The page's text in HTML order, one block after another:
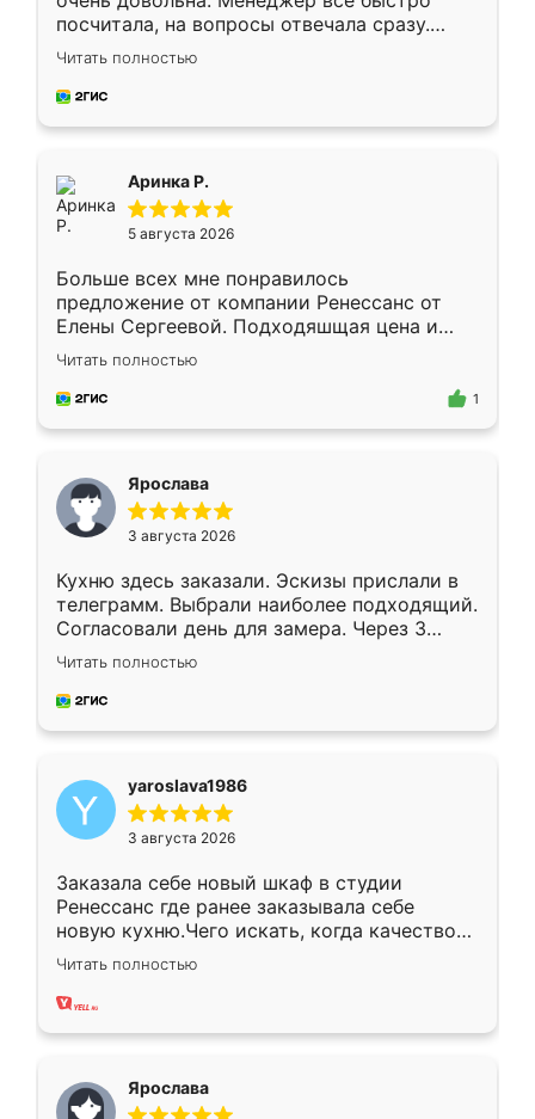
посчитала, на вопросы отвечала сразу.
Замерщик приехал в субботу, подошёл к
делу со всей ответственностью. Собрали
за день, ребята работали аккуратно, даже
Читать полностью
Аринка Р.
5 августа 2026
Больше всех мне понравилось
предложение от компании Ренессанс от
Елены Сергеевой. Подходяшщая цена и
короткие сроки изготовления. Приехавший
для замера сотрудник Владислав
предложил по моему эскизу самый
Читать полностью
1
Ярослава
3 августа 2026
Кухню здесь заказали. Эскизы прислали в
телеграмм. Выбрали наиболее подходящий.
Согласовали день для замера. Через 3
недели кухня была уже готова. Остались
довольны работой. Спасибо Ренессанс
мебель за качественную работу!
Читать полностью
yaroslava1986
3 августа 2026
Заказала себе новый шкаф в студии
Ренессанс где ранее заказывала себе
новую кухню.Чего искать, когда качеством
вполне довольна. Служит кухня уже почти
два года, нареканий нет.
Читать полностью
Ярослава